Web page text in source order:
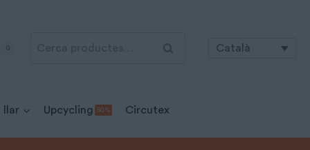
0 Cerca Català
llar Upcycling 50 % Circutex